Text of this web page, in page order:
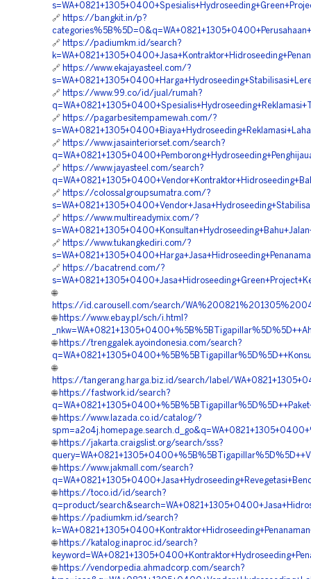
🔗 https://bangkit.in/p?
🔗 https://padiumkm.id/search?
🔗 https://www.ekajayasteel.com/?
🔗 https://www.99.co/id/jual/rumah?
🔗 https://pagarbesitempamewah.com/?
🔗 https://www.jasainteriorset.com/search?
🔗 https://www.jayasteel.com/search?
🔗 https://colossalgroupsumatra.com/?
🔗 https://www.multireadymix.com/?
🔗 https://www.tukangkediri.com/?
🔗 https://bacatrend.com/?
🌐
https://id.carousell.com/search/
🌐 https://www.ebay.pl/sch/i.html?
🌐 https://trenggalek.ayoindonesia.com/search?
🌐
https://tangerang.harga.biz.id/search/label/
🌐 https://fastwork.id/search?
🌐 https://www.lazada.co.id/catalog/?
🌐 https://jakarta.craigslist.org/search/sss?
🌐 https://www.jakmall.com/search?
🌐 https://toco.id/id/search?
q=product/
🌐 https://padiumkm.id/search?
🌐 https://katalog.inaproc.id/search?
🌐 https://vendorpedia.ahmadcorp.com/search?